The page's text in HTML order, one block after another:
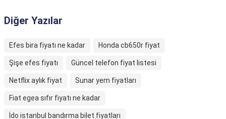
Diğer Yazılar
Efes bira fiyatı ne kadar Honda cb650r fiyat
Şişe efes fiyatı Güncel telefon fiyat listesi
Netflix aylık fiyat Sunar yem fiyatları
Fiat egea sıfır fiyatı ne kadar
İdo istanbul bandırma bilet fiyatları